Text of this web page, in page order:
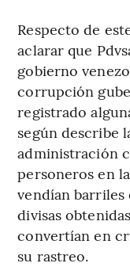
Respecto de
aclarar que
gobierno
corrupción
registrado
según describe
administración
personeros en
vendían
divisas
convertían en
su rastreo.